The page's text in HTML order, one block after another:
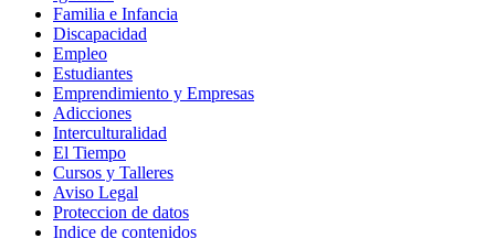
Familia e Infancia
Discapacidad
Empleo
Estudiantes
Emprendimiento y Empresas
Adicciones
Interculturalidad
El Tiempo
Cursos y Talleres
Aviso Legal
Proteccion de datos
Indice de contenidos